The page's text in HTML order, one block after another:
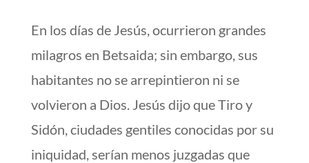
En los días de Jesús, ocurrieron grandes
milagros en Betsaida; sin embargo, sus
habitantes no se arrepintieron ni se
volvieron a Dios. Jesús dijo que Tiro y
Sidón, ciudades gentiles conocidas por su
iniquidad, serían menos juzgadas que